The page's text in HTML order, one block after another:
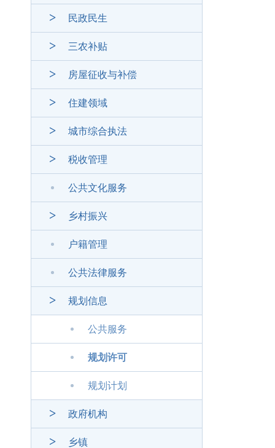
民政民生
三农补贴
房屋征收与补偿
住建领域
城市综合执法
税收管理
公共文化服务
乡村振兴
户籍管理
公共法律服务
规划信息
公共服务
规划许可
规划计划
政府机构
乡镇